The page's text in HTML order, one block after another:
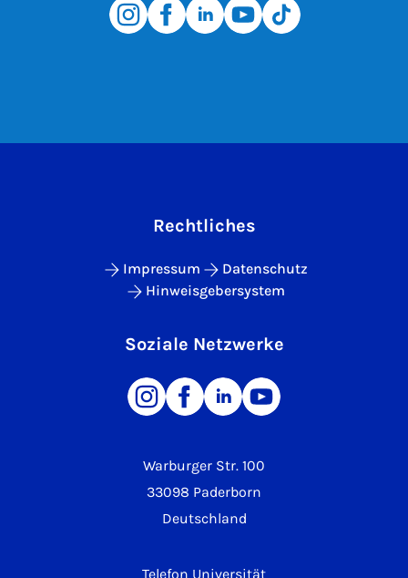
Warburger Str. 100
33098 Paderborn
Deutschland
Telefon Universität
Rechtliches
Impressum
Datenschutz
Hinweisgebersystem
Soziale Netzwerke